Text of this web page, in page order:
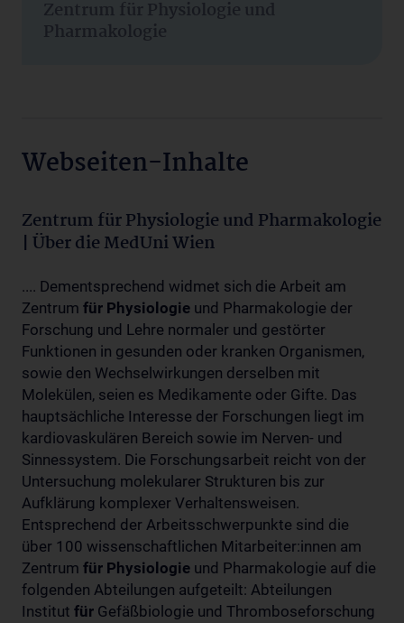
Zentrum für Physiologie und
Pharmakologie
Webseiten-Inhalte
Zentrum für Physiologie und Pharmakologie
| Über die MedUni Wien
.... Dementsprechend widmet sich die Arbeit am
Zentrum für Physiologie und Pharmakologie der
Forschung und Lehre normaler und gestörter
Funktionen in gesunden oder kranken Organismen,
sowie den Wechselwirkungen derselben mit
Molekülen, seien es Medikamente oder Gifte. Das
hauptsächliche Interesse der Forschungen liegt im
kardiovaskulären Bereich sowie im Nerven- und
Sinnessystem. Die Forschungsarbeit reicht von der
Untersuchung molekularer Strukturen bis zur
Aufklärung komplexer Verhaltensweisen.
Entsprechend der Arbeitsschwerpunkte sind die
über 100 wissenschaftlichen Mitarbeiter:innen am
Zentrum für Physiologie und Pharmakologie auf die
folgenden Abteilungen aufgeteilt: Abteilungen
Institut für Gefäßbiologie und Thromboseforschung